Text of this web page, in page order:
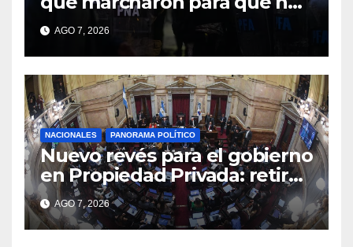
se venda la patria
AGO 7, 2026
NACIONALES PANORAMA POLÍTICO
Nuevo revés para el gobierno
en Propiedad Privada: retiró
el capítulo que pretendía
modificar la Ley de Manejo
del Fuego
AGO 7, 2026